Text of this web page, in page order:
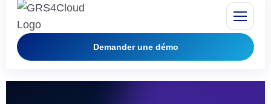
Demander une démo